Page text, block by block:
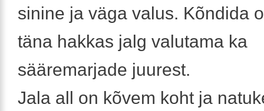
sinine ja väga valus. Kõndida
täna hakkas jalg valutama ka
sääremarjade juurest.
Jala all on kõvem koht ja